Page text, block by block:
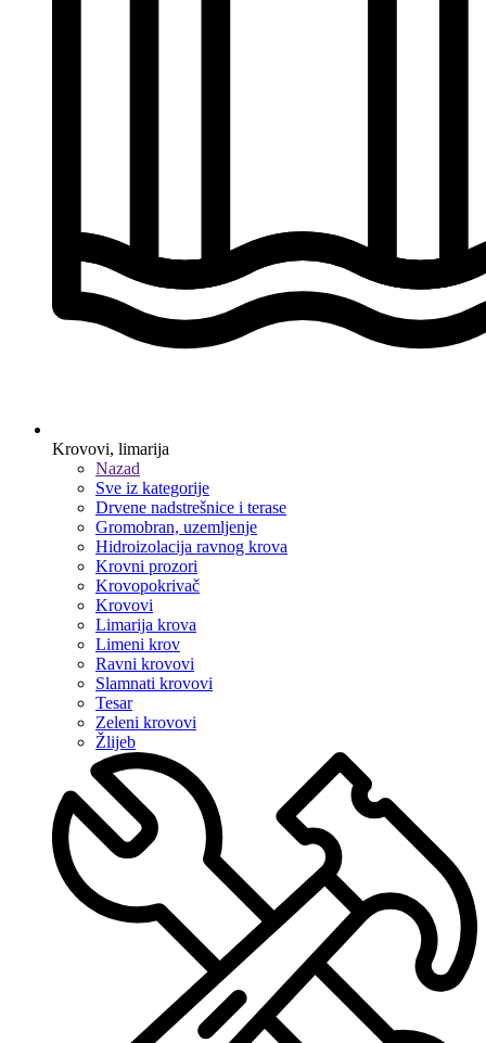
Krovovi, limarija
Nazad
Sve iz kategorije
Drvene nadstrešnice i terase
Gromobran, uzemljenje
Hidroizolacija ravnog krova
Krovni prozori
Krovopokrivač
Krovovi
Limarija krova
Limeni krov
Ravni krovovi
Slamnati krovovi
Tesar
Zeleni krovovi
Žlijeb